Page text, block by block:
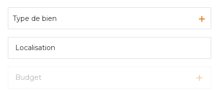
De l'immo pro
Type de bien
Budget